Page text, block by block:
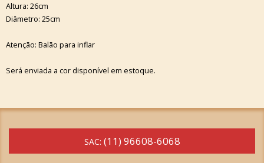
Altura: 26cm
Diâmetro: 25cm
Atenção: Balão para inflar
Será enviada a cor disponível em estoque.
SAC: (11) 96608-6068